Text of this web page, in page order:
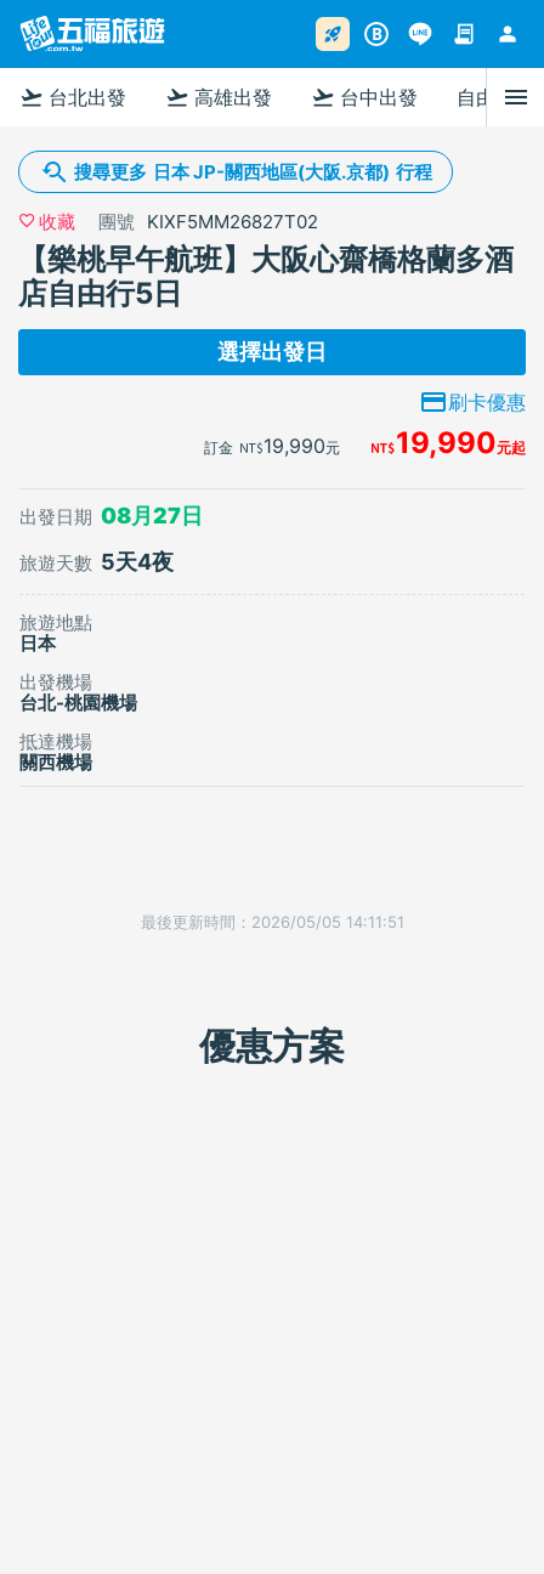
rocket_launch B contract person
flight_takeoff 台北出發 flight_takeoff 高雄出發 flight_takeoff 台中出發 自由行menu
搜尋更多 日本 JP-關西地區(大阪.京都) 行程
【樂桃早午航班】大阪心齋橋格蘭多酒
店自由行5日
收藏 團號 KIXF5MM26827T02
出發日期 08月27日
旅遊天數 5天4夜
旅遊地點
日本
出發機場
台北-桃園機場
抵達機場
關西機場
選擇出發日
刷卡優惠
訂金 19,990 19,990
最後更新時間：2026/05/05 14:11:51
優惠方案